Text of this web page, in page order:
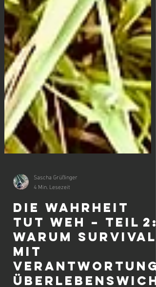
Sascha Grüßinger
4 Min. Lesezeit
Die Wahrheit
tut weh – Teil 2:
Warum Survival